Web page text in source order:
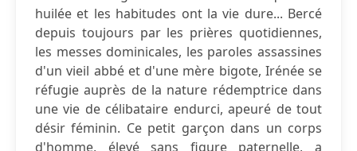
huilée et les habitudes ont la vie dure... Bercé
depuis toujours par les prières quotidiennes,
les messes dominicales, les paroles assassines
d'un vieil abbé et d'une mère bigote, Irénée se
réfugie auprès de la nature rédemptrice dans
une vie de célibataire endurci, apeuré de tout
désir féminin. Ce petit garçon dans un corps
d'homme, élevé sans figure paternelle, a